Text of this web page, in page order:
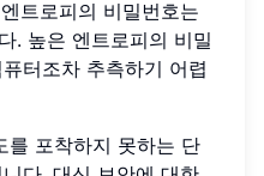
트로피의 비밀번호는
. 높은 엔트로피의 비밀
터조차 추측하기 어렵
를 포착하지 못하는 단